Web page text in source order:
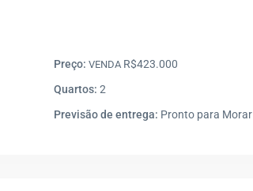
Preço: VENDAR$423.000
Quartos: 2
Previsão de entrega: Pronto para Morar